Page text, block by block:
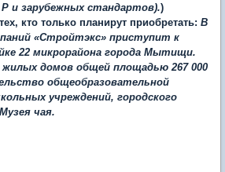
и зарубежных стандартов).)
кто только планирут приобретать: В
«Стройтэкс» приступит к
22 микрорайона города Мытищи.
домов общей площадью 267 000
общеобразовательной
учреждений, городского
чая.